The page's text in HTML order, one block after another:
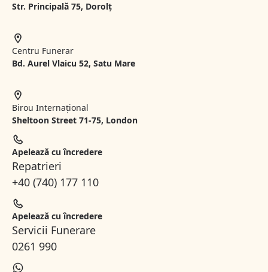
Str. Principală 75, Dorolț
Centru Funerar
Bd. Aurel Vlaicu 52, Satu Mare
Birou Internațional
Sheltoon Street 71-75, London
Apelează cu încredere
Repatrieri
+40 (740) 177 110
Apelează cu încredere
Servicii Funerare
0261 990